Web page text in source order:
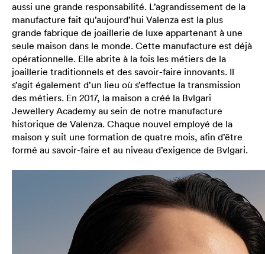
aussi une grande responsabilité. L’agrandissement de la
manufacture fait qu’aujourd’hui Valenza est la plus
grande fabrique de joaillerie de luxe appartenant à une
seule maison dans le monde. Cette manufacture est déjà
opérationnelle. Elle abrite à la fois les métiers de la
joaillerie traditionnels et des savoir-faire innovants. Il
s’agit également d’un lieu où s’effectue la transmission
des métiers. En 2017, la maison a créé la Bvlgari
Jewellery Academy au sein de notre manufacture
historique de Valenza. Chaque nouvel employé de la
maison y suit une formation de quatre mois, afin d’être
formé au savoir-faire et au niveau d’exigence de Bvlgari.